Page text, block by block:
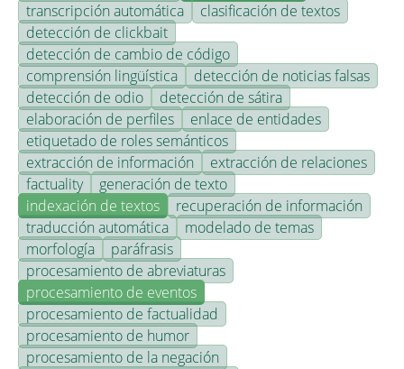
transcripción automática
clasificación de textos
detección de clickbait
detección de cambio de código
comprensión lingüística
detección de noticias falsas
detección de odio
detección de sátira
elaboración de perfiles
enlace de entidades
etiquetado de roles semánticos
extracción de información
extracción de relaciones
factuality
generación de texto
indexación de textos
recuperación de información
traducción automática
modelado de temas
morfología
paráfrasis
procesamiento de abreviaturas
procesamiento de eventos
procesamiento de factualidad
procesamiento de humor
procesamiento de la negación